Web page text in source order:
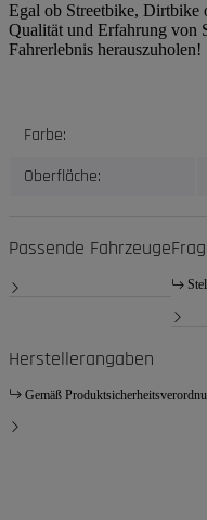
Egal ob Streetbike, Dirtbike
Qualität und Erfahrung von
Fahrerlebnis herauszuholen!
Produkteigenschaft
Wert
Farbe:
Oberfläche:
Passende Fahrzeuge
Herstellerangaben
Gemäß